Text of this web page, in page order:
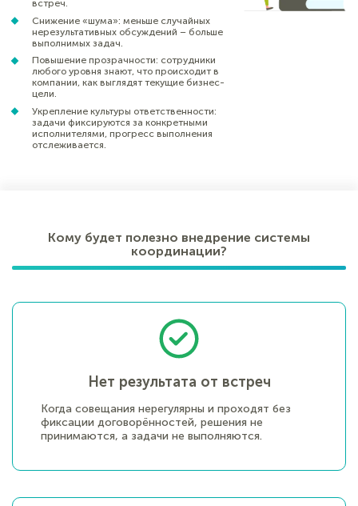
встреч.
Снижение «шума»: меньше случайных
нерезультативных обсуждений – больше
выполнимых задач.
Повышение прозрачности: сотрудники
любого уровня знают, что происходит в
компании, как выглядят текущие бизнес-
цели.
Укрепление культуры ответственности:
задачи фиксируются за конкретными
исполнителями, прогресс выполнения
отслеживается.
Кому будет полезно внедрение системы
координации?
Нет результата от встреч
Когда совещания нерегулярны и проходят без
фиксации договорённостей, решения не
принимаются, а задачи не выполняются.